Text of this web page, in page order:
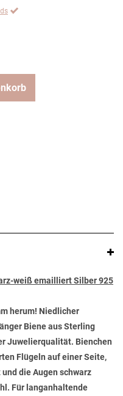
weiß emailliert Silber 925
herum! Niedlicher
Biene aus Sterling
Juwelierqualität. Bienchen
Flügeln auf einer Seite,
die Augen schwarz
Für langanhaltende